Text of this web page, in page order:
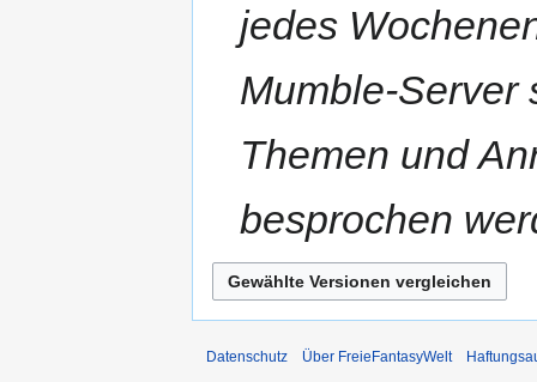
jedes
Mumble-Server
Themen und
besprochen
Datenschutz Über FreieFantasyWelt